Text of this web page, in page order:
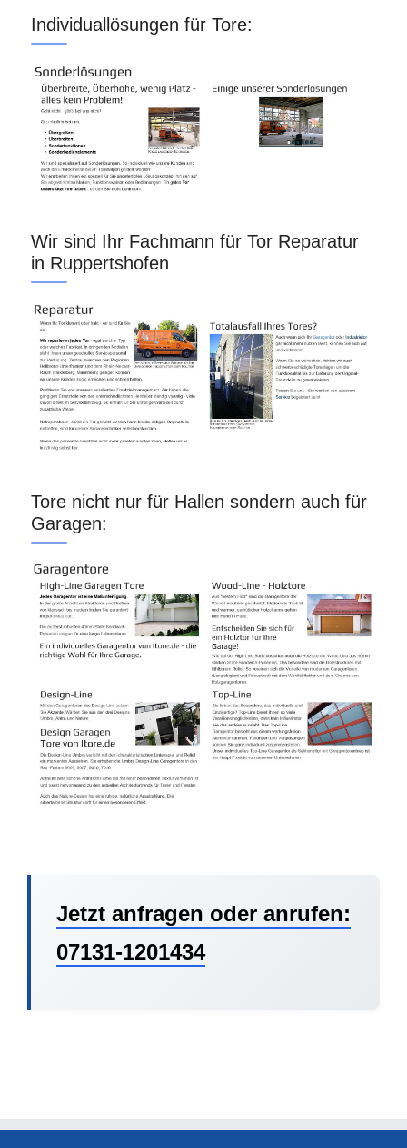
Individuallösungen für Tore:
Wir sind Ihr Fachmann für Tor Reparatur
in Ruppertshofen
Tore nicht nur für Hallen sondern auch für
Garagen:
Jetzt anfragen oder anrufen:
07131-1201434